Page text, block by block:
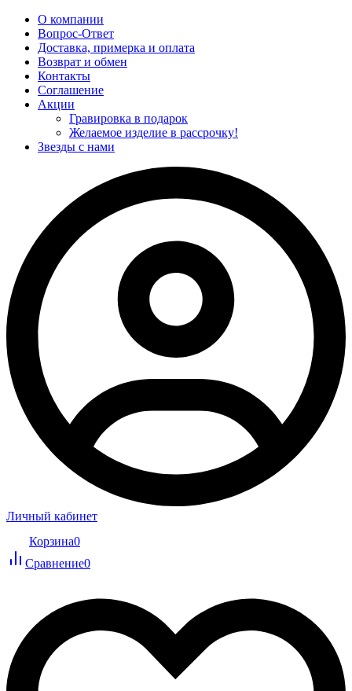
О компании
Вопрос-Ответ
Доставка, примерка и оплата
Возврат и обмен
Контакты
Соглашение
Акции
Гравировка в подарок
Желаемое изделие в рассрочку!
Звезды с нами
Личный кабинет
Корзина0
Сравнение0